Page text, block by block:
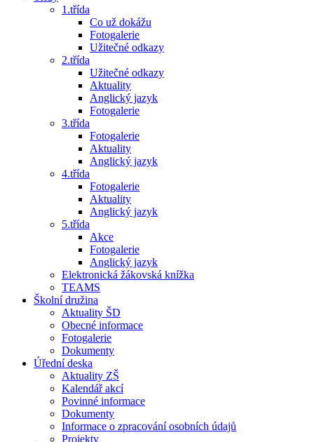
1.třída
Co už dokážu
Fotogalerie
Užitečné odkazy
2.třída
Užitečné odkazy
Aktuality
Anglický jazyk
Fotogalerie
3.třída
Fotogalerie
Aktuality
Anglický jazyk
4.třída
Fotogalerie
Aktuality
Anglický jazyk
5.třída
Akce
Fotogalerie
Anglický jazyk
Elektronická žákovská knížka
TEAMS
Školní družina
Aktuality ŠD
Obecné informace
Fotogalerie
Dokumenty
Úřední deska
Aktuality ZŠ
Kalendář akcí
Povinné informace
Dokumenty
Informace o zpracování osobních údajů
Projekty